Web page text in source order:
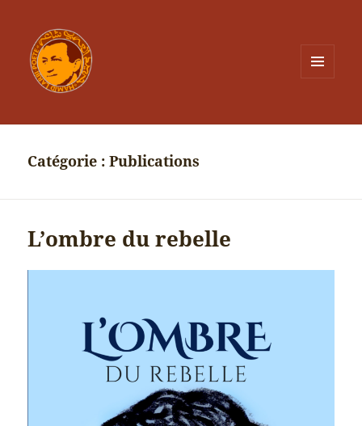
Catégorie :Publications
L’ombre du rebelle